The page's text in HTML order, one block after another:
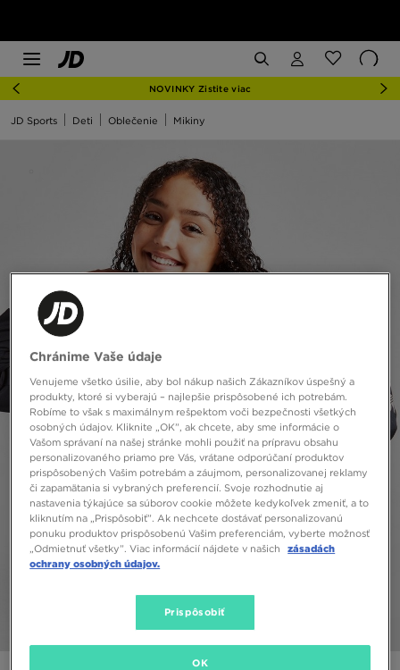
NOVINKY Zistite viac
JD Sports Deti Oblečenie Mikiny
Chránime Vaše údaje
Venujeme všetko úsilie, aby bol nákup našich Zákazníkov úspešný a
produkty, ktoré si vyberajú – najlepšie prispôsobené ich potrebám.
Robíme to však s maximálnym rešpektom voči bezpečnosti všetkých
osobných údajov. Kliknite „OK”, ak chcete, aby sme informácie o
Vašom správaní na našej stránke mohli použiť na prípravu obsahu
personalizovaného priamo pre Vás, vrátane odporúčaní produktov
prispôsobených Vašim potrebám a záujmom, personalizovanej reklamy
či zapamätania si vybraných preferencií. Svoje rozhodnutie aj
nastavenia týkajúce sa súborov cookie môžete kedykoľvek zmeniť, a to
kliknutím na „Prispôsobiť”. Ak nechcete dostávať personalizovanú
ponuku produktov prispôsobenú Vašim preferenciám, vyberte možnosť
„Odmietnuť všetky”. Viac informácií nájdete v našich
zásadách
ochrany osobných údajov.
Prispôsobiť
OK